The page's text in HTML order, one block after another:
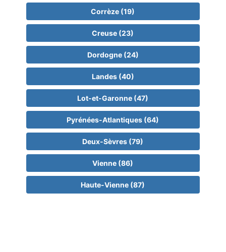
Corrèze (19)
Creuse (23)
Dordogne (24)
Landes (40)
Lot-et-Garonne (47)
Pyrénées-Atlantiques (64)
Deux-Sèvres (79)
Vienne (86)
Haute-Vienne (87)